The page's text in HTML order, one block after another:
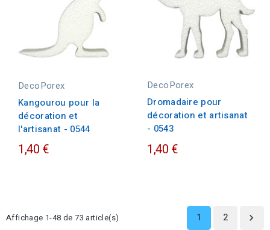
DecoPorex
Kangourou pour la
décoration et
l'artisanat - 0544
1,40 €
DecoPorex
Dromadaire pour
décoration et artisanat
- 0543
1,40 €
Affichage 1-48 de 73 article(s) 1 2 